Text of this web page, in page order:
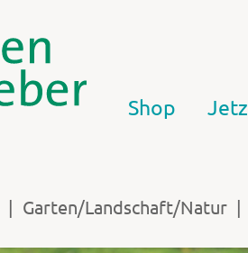
Shop
| Garten/Landschaft/Natur |